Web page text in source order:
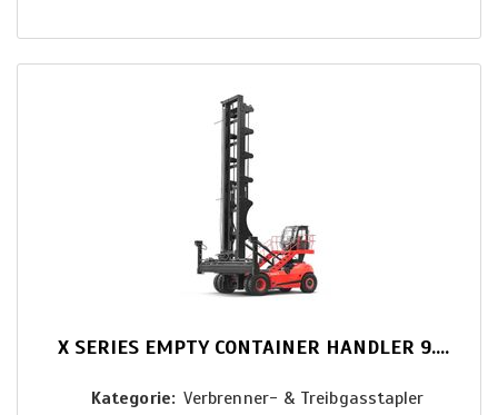
X SERIES EMPTY CONTAINER HANDLER 9.0T
Kategorie Verbrenner- & Treibgasstapler